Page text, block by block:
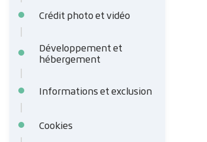
Crédit photo et vidéo
Développement et
hébergement
Informations et exclusion
Cookies